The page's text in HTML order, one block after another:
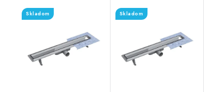
Skladom Skladom